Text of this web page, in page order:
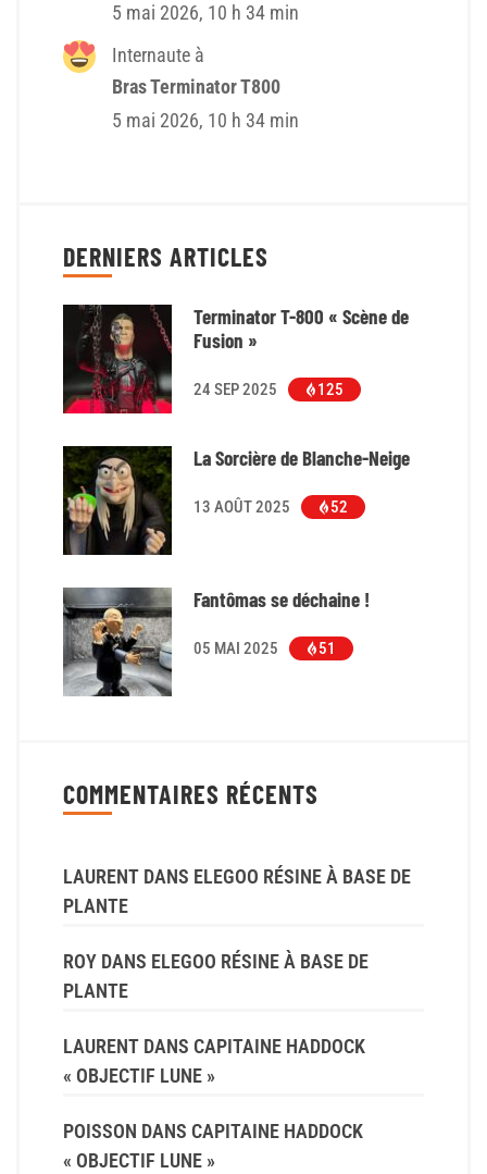
5 mai 2026, 10 h 34 min
Internaute à
Bras Terminator T800
5 mai 2026, 10 h 34 min
DERNIERS ARTICLES
Terminator T-800 « Scène de
Fusion »
24 SEP 2025 125
La Sorcière de Blanche-Neige
13 AOÛT 2025 52
Fantômas se déchaine !
05 MAI 2025 51
COMMENTAIRES RÉCENTS
LAURENT DANS ELEGOO RÉSINE À BASE DE
PLANTE
ROY DANS ELEGOO RÉSINE À BASE DE
PLANTE
LAURENT DANS CAPITAINE HADDOCK
« OBJECTIF LUNE »
POISSON DANS CAPITAINE HADDOCK
« OBJECTIF LUNE »